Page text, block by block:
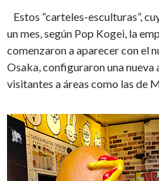
Estos “carteles-esculturas”,
un mes, según Pop Kogei, la
comenzaron a aparecer con el
Osaka, configuraron una
visitantes a áreas como las de